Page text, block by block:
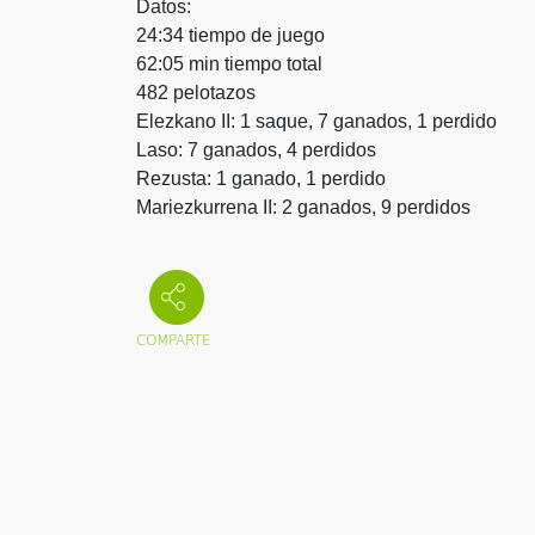
Datos:
24:34 tiempo de juego
62:05 min tiempo total
482 pelotazos
Elezkano II: 1 saque, 7 ganados, 1 perdido
Laso: 7 ganados, 4 perdidos
Rezusta: 1 ganado, 1 perdido
Mariezkurrena II: 2 ganados, 9 perdidos